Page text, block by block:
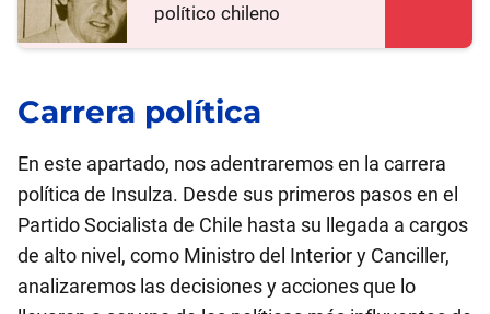
político chileno
Carrera política
En este apartado, nos adentraremos en la carrera
política de Insulza. Desde sus primeros pasos en el
Partido Socialista de Chile hasta su llegada a cargos
de alto nivel, como Ministro del Interior y Canciller,
analizaremos las decisiones y acciones que lo